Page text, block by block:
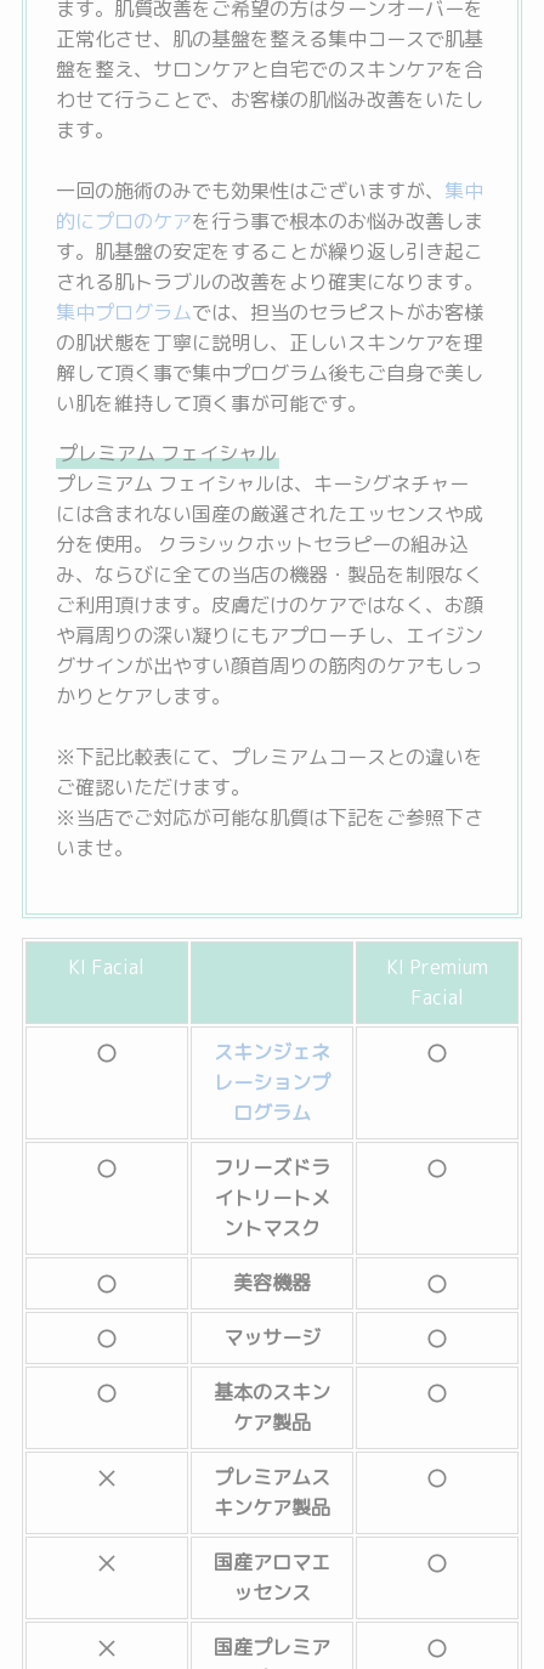
ます。肌質改善をご希望の方はターンオーバーを
正常化させ、肌の基盤を整える集中コースで肌基
盤を整え、サロンケアと自宅でのスキンケアを合
わせて行うことで、お客様の肌悩み改善をいたし
ます。
一回の施術のみでも効果性はございますが、 集中
的にプロのケアを行う事で根本のお悩み改善しま
す。肌基盤の安定をすることが繰り返し引き起こ
される肌トラブルの改善をより確実になります。
集中プログラムでは、担当のセラピストがお客様
の肌状態を丁寧に説明し、正しいスキンケアを理
解して頂く事で集中プログラム後もご自身で美し
い肌を維持して頂く事が可能です。
プレミアム フェイシャル
プレミアム フェイシャルは、キーシグネチャー
には含まれない国産の厳選されたエッセンスや成
分を使用。 クラシックホットセラピーの組み込
み、ならびに全ての当店の機器・製品を制限なく
ご利用頂けます。皮膚だけのケアではなく、お顔
や肩周りの深い凝りにもアプローチし、エイジン
グサインが出やすい顔首周りの筋肉のケアもしっ
かりとケアします。
※下記比較表にて、プレミアムコースとの違いを
ご確認いただけます。
※当店でご対応が可能な肌質は下記をご参照下さ
いませ。
KI Facial
KI Premium
Facial
スキンジェネ
レーションプ
ログラム
フリーズドラ
イトリートメ
ントマスク
美容機器
マッサージ
基本のスキン
ケア製品
プレミアムス
キンケア製品
国産アロマエ
ッセンス
国産プレミア